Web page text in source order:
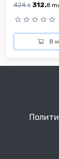
424.6 312.8
В